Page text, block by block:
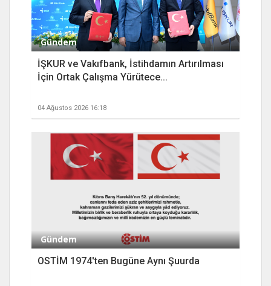
Gündem
İŞKUR ve Vakıfbank, İstihdamın Artırılması
İçin Ortak Çalışma Yürütece...
04 Ağustos 2026 16:18
Gündem
OSTİM 1974'ten Bugüne Aynı Şuurda